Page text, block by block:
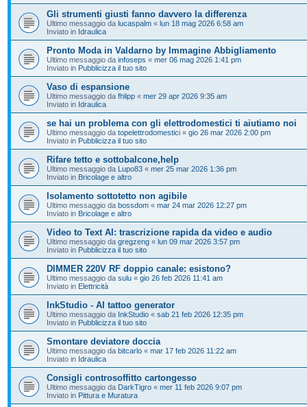
Gli strumenti giusti fanno davvero la differenza
Ultimo messaggio da lucaspalm « lun 18 mag 2026 6:58 am
Inviato in Idraulica
Pronto Moda in Valdarno by Immagine Abbigliamento
Ultimo messaggio da infoseps « mer 06 mag 2026 1:41 pm
Inviato in Pubblicizza il tuo sito
Vaso di espansione
Ultimo messaggio da fhlipp « mer 29 apr 2026 9:35 am
Inviato in Idraulica
se hai un problema con gli elettrodomestici ti aiutiamo noi
Ultimo messaggio da topelettrodomestici « gio 26 mar 2026 2:00 pm
Inviato in Pubblicizza il tuo sito
Rifare tetto e sottobalcone,help
Ultimo messaggio da Lupo83 « mer 25 mar 2026 1:36 pm
Inviato in Bricolage e altro
Isolamento sottotetto non agibile
Ultimo messaggio da bossdom « mar 24 mar 2026 12:27 pm
Inviato in Bricolage e altro
Video to Text AI: trascrizione rapida da video e audio
Ultimo messaggio da gregzeng « lun 09 mar 2026 3:57 pm
Inviato in Pubblicizza il tuo sito
DIMMER 220V RF doppio canale: esistono?
Ultimo messaggio da sulu « gio 26 feb 2026 11:41 am
Inviato in Elettricità
InkStudio - AI tattoo generator
Ultimo messaggio da InkStudio « sab 21 feb 2026 12:35 pm
Inviato in Pubblicizza il tuo sito
Smontare deviatore doccia
Ultimo messaggio da bitcarlo « mar 17 feb 2026 11:22 am
Inviato in Idraulica
Consigli controsoffitto cartongesso
Ultimo messaggio da DarkTigro « mer 11 feb 2026 9:07 pm
Inviato in Pittura e Muratura